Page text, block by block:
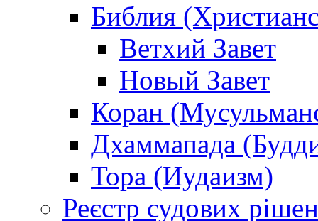
Библия
Ветхий Завет
Новый Завет
Коран
Дхаммапада
Тора (Иудаизм)
Реєстр судових